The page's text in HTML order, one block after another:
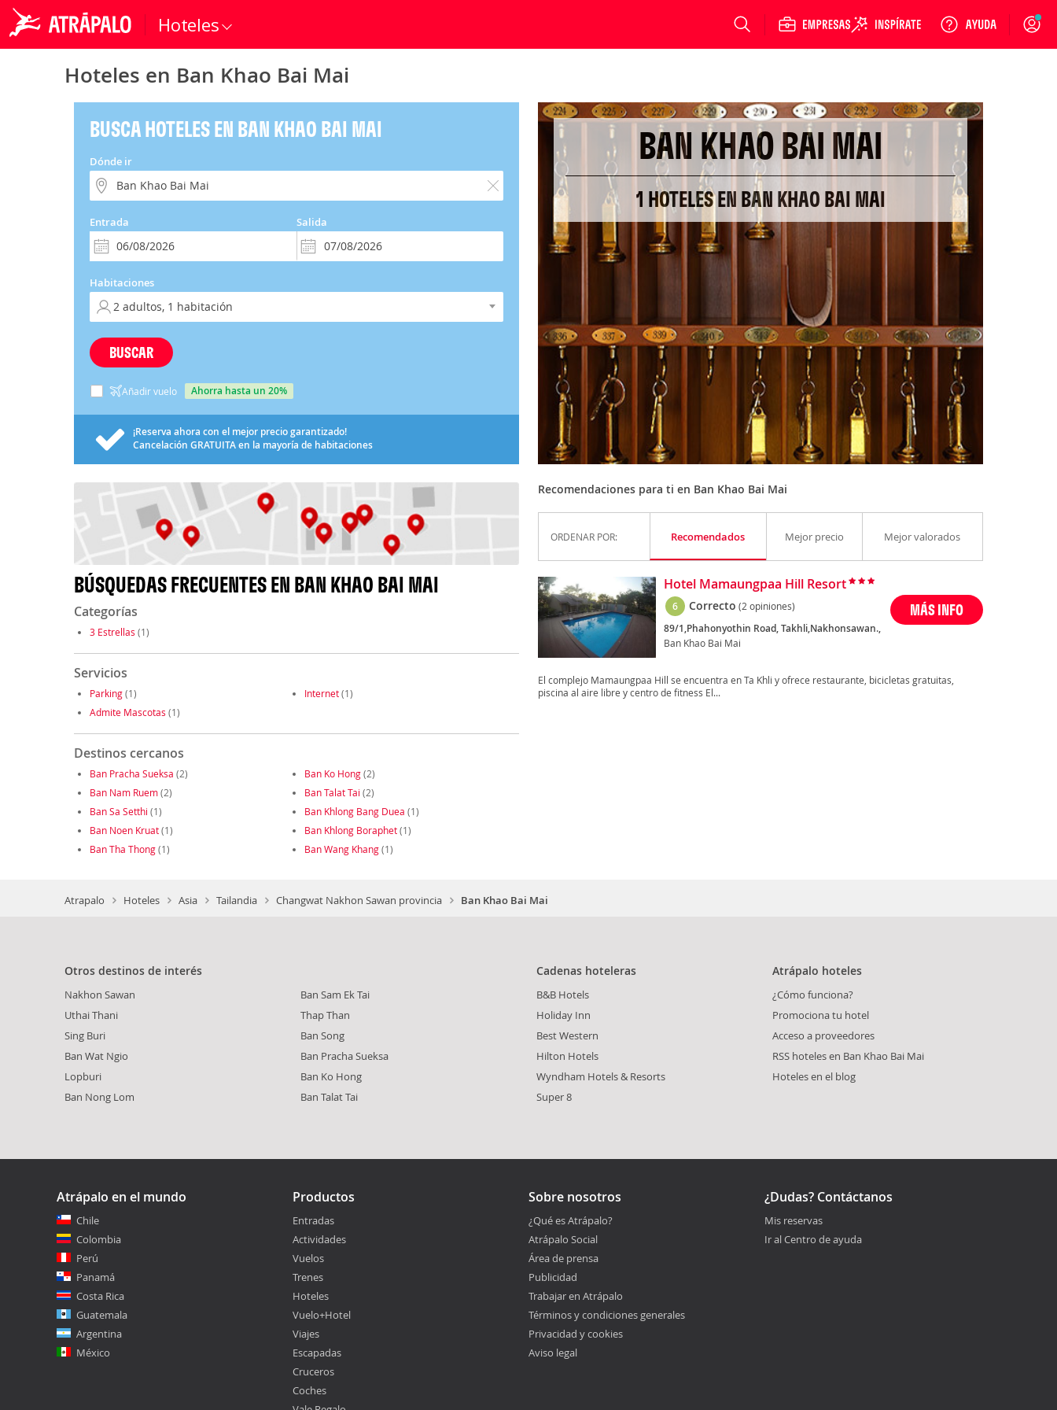
Hoteles Login
Hoteles en Ban Khao Bai Mai
BUSCA HOTELES EN BAN KHAO BAI MAI
Dónde ir
Entrada Salida
Habitaciones
BUSCAR
Añadir vuelo ahorra hasta un 20%
¡Reserva ahora con el mejor precio garantizado!
Cancelación GRATUITAen la mayoría de habitaciones
BÚSQUEDAS FRECUENTES EN BAN KHAO BAI MAI
Categorías
3 Estrellas (1)
Servicios
Parking(1) Internet(1)
Admite Mascotas (1)
Destinos cercanos
Ban Pracha Sueksa (2) Ban Ko Hong(2)
Ban Nam Ruem(2) Ban Talat Tai (2)
Ban Sa Setthi (1) Ban Khlong Bang Duea (1)
Ban Noen Kruat(1) Ban Khlong Boraphet(1)
Ban Tha Thong(1) Ban Wang Khang(1)
BAN KHAO BAI MAI
1 HOTELES EN BAN KHAO BAI MAI
Recomendaciones para ti en Ban Khao Bai Mai
ORDENAR POR: Recomendados Mejor precio Mejor valorados
Hotel Mamaungpaa Hill Resort
6 Correcto (2 opiniones)
89/1,Phahonyothin Road, Takhli,Nakhonsawan.,
Ban Khao Bai Mai
MÁS INFO
El complejo Mamaungpaa Hill se encuentra en Ta Khli y ofrece restaurante, bicicletas gratuitas,
piscina al aire libre y centro de fitness El...
Atrapalo Hoteles Asia Tailandia Changwat Nakhon Sawan provincia Ban Khao Bai Mai
Otros destinos de interés
Nakhon Sawan
Uthai Thani
Sing Buri
Ban Wat Ngio
Lopburi
Ban Nong Lom
Ban Sam Ek Tai
Thap Than
Ban Song
Ban Pracha Sueksa
Ban Ko Hong
Ban Talat Tai
Cadenas hoteleras
B&B Hotels
Holiday Inn
Best Western
Hilton Hotels
Wyndham Hotels & Resorts
Super 8
Atrápalo hoteles
¿Cómo funciona?
Promociona tu hotel
Acceso a proveedores
RSS hoteles en Ban Khao Bai Mai
Hoteles en el blog
Atrápalo en el mundo
Chile
Colombia
Perú
Panamá
Costa Rica
Guatemala
Argentina
México
Productos
Entradas
Actividades
Vuelos
Trenes
Hoteles
Vuelo+Hotel
Viajes
Escapadas
Cruceros
Coches
Sobre nosotros
¿Qué es Atrápalo?
Atrápalo Social
Área de prensa
Publicidad
Trabajar en Atrápalo
Términos y condiciones generales
Privacidad y cookies
Aviso legal
¿Dudas? Contáctanos
Mis reservas
Ir al Centro de ayuda